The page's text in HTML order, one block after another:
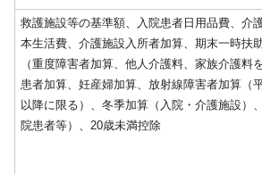
救護施設等の基準額、入院患者日用品費、介
本生活費、介護施設入所者加算、期末一時扶
（重度障害者加算、他人介護料、家族介護料
患者加算、妊産婦加算、放射線障害者加算（
以降に限る）、冬季加算（入院・介護施設）
院患者等）、20歳未満控除